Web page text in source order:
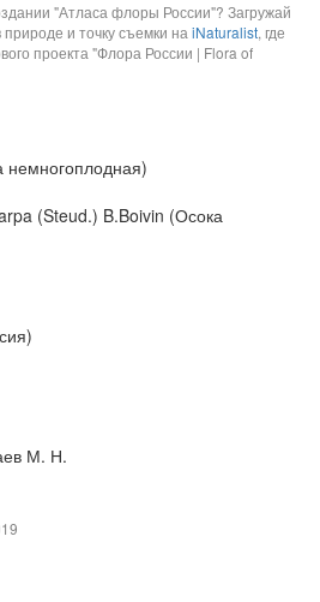
"Атласа флоры России"? Загружай
и точку съемки наiNaturalist, где
проекта "Флора России | Flora of
немногоплодная)
(Steud.) B.Boivin (Осока
М. Н.